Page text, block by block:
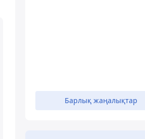
Барлық жаңалықтар